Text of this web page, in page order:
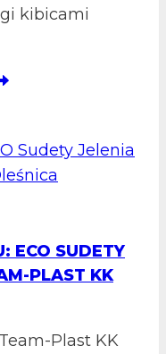
kibicami
ECO SUDETY
PLAST KK
Plast KK